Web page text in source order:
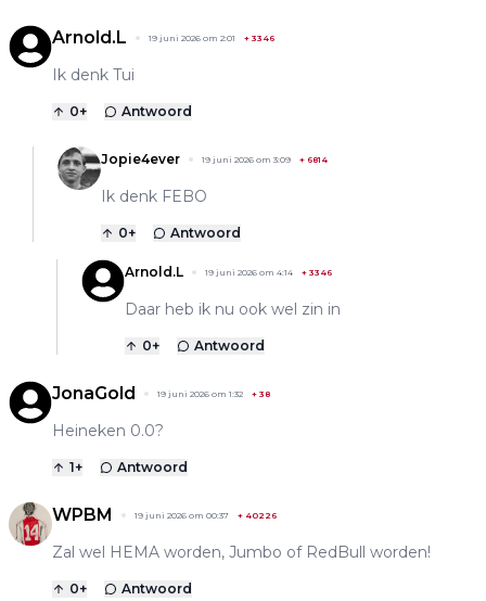
Arnold.L 19 juni 2026 om 2:01 + 3346
Ik denk Tui
0+ Antwoord
Jopie4ever 19 juni 2026 om 3:09 + 6814
Ik denk FEBO
0+ Antwoord
Arnold.L 19 juni 2026 om 4:14 + 3346
Daar heb ik nu ook wel zin in
0+ Antwoord
JonaGold 19 juni 2026 om 1:32 + 38
Heineken 0.0?
1+ Antwoord
WPBM 19 juni 2026 om 00:37 + 40226
Zal wel HEMA worden, Jumbo of RedBull worden!
0+ Antwoord